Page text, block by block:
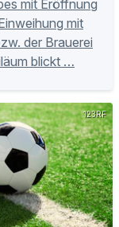
mit Eröffnung
mit
der Brauerei
blickt …
123RF